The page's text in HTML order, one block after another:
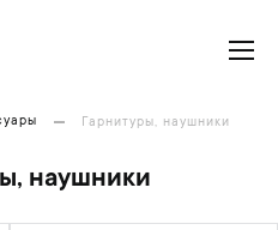
Гарнитуры, наушники
наушники